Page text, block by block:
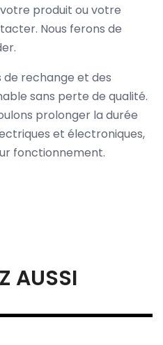
produit ou votre
Nous ferons de
de rechange et des
sans perte de qualité.
prolonger la durée
et électroniques,
fonctionnement.
AUSSI